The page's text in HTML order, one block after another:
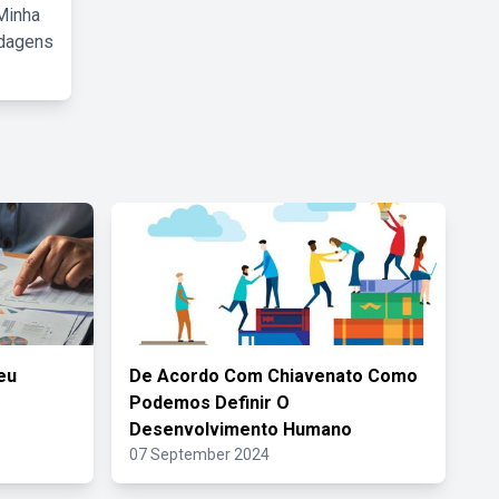
De Acordo Com Chiavenato Como
Podemos Definir O
Desenvolvimento Humano
07 September 2024